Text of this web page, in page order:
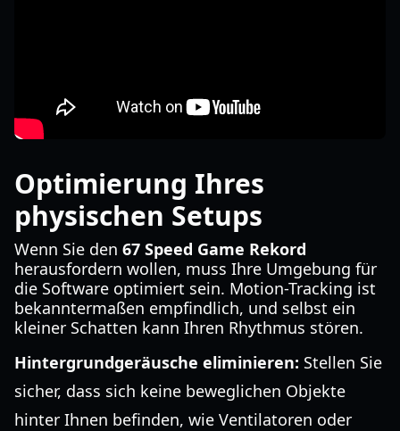
Optimierung Ihres
physischen Setups
Wenn Sie den 67 Speed Game Rekord
herausfordern wollen, muss Ihre Umgebung für
die Software optimiert sein. Motion-Tracking ist
bekanntermaßen empfindlich, und selbst ein
kleiner Schatten kann Ihren Rhythmus stören.
Hintergrundgeräusche eliminieren: Stellen Sie
sicher, dass sich keine beweglichen Objekte
hinter Ihnen befinden, wie Ventilatoren oder